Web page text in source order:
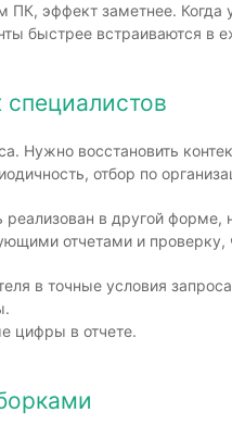
ПК, эффект заметнее. Когда
быстрее встраиваются в
Нужно восстановить
отбор по
в другой форме,
отчетами и проверку,
в точные условия
цифры в отчете.